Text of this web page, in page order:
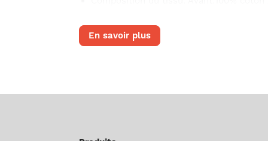
En savoir plus